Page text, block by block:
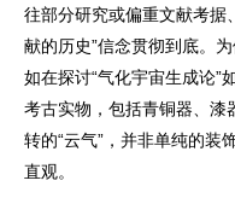
往部分研究或偏重文献考据
献的历史”信念贯彻到底。
如在探讨“气化宇宙生成论”
考古实物，包括青铜器、漆
转的“云气”，并非单纯的装
直观。